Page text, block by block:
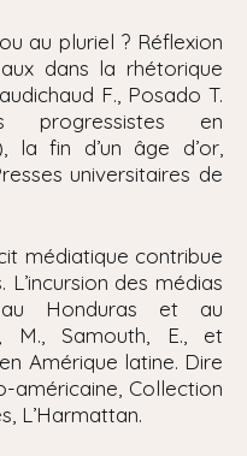
au pluriel ? Réflexion
dans la rhétorique
F., Posado T.
progressistes en
la fin d’un âge d’or,
universitaires de
médiatique contribue
des médias
au Honduras et au
M., Samouth, E., et
Amérique latine. Dire
américaine, Collection
L’Harmattan.